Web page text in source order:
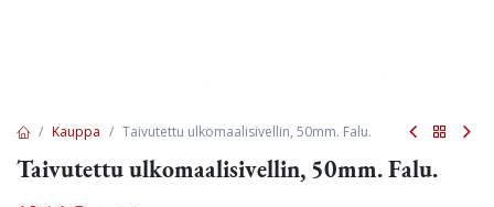
Kauppa Taivutettu ulkomaalisivellin, 50mm. Falu.
Taivutettu ulkomaalisivellin, 50mm. Falu.